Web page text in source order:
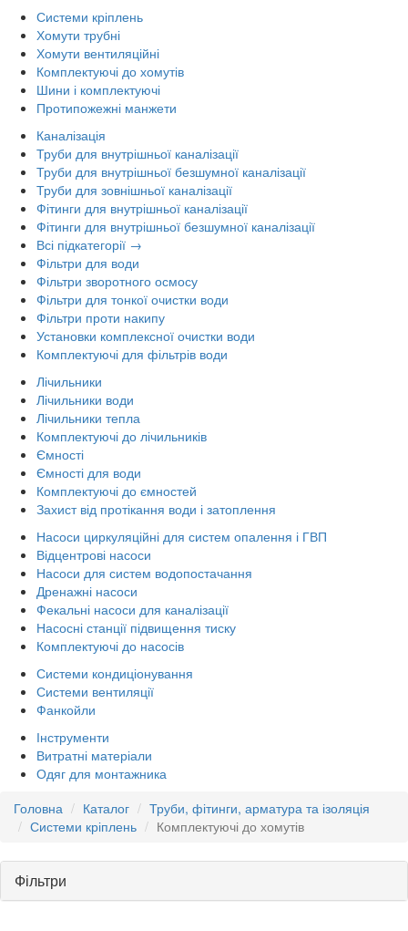
Системи кріплень
Хомути трубні
Хомути вентиляційні
Комплектуючі до хомутів
Шини і комплектуючі
Протипожежні манжети
Каналізація
Труби для внутрішньої каналізації
Труби для внутрішньої безшумної каналізації
Труби для зовнішньої каналізації
Фітинги для внутрішньої каналізації
Фітинги для внутрішньої безшумної каналізації
Всі підкатегорії →
Фільтри для води
Фільтри зворотного осмосу
Фільтри для тонкої очистки води
Фільтри проти накипу
Установки комплексної очистки води
Комплектуючі для фільтрів води
Лічильники
Лічильники води
Лічильники тепла
Комплектуючі до лічильників
Ємності
Ємності для води
Комплектуючі до ємностей
Захист від протікання води і затоплення
Насоси циркуляційні для систем опалення і ГВП
Відцентрові насоси
Насоси для систем водопостачання
Дренажні насоси
Фекальні насоси для каналізації
Насосні станції підвищення тиску
Комплектуючі до насосів
Системи кондиціонування
Системи вентиляції
Фанкойли
Інструменти
Витратні матеріали
Одяг для монтажника
Головна
Каталог
Труби, фітинги, арматура та ізоляція
Системи кріплень
Комплектуючі до хомутів
Фільтри